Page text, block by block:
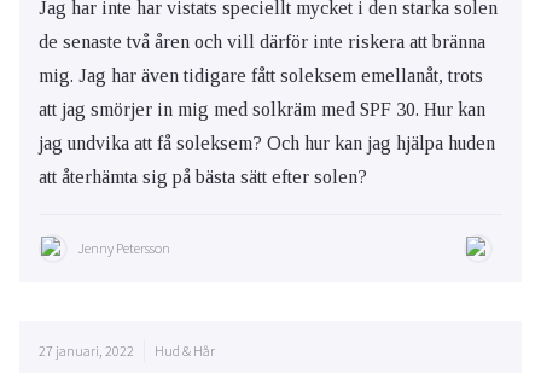
Jag har inte har vistats speciellt mycket i den starka solen
de senaste två åren och vill därför inte riskera att bränna
mig. Jag har även tidigare fått soleksem emellanåt, trots
att jag smörjer in mig med solkräm med SPF 30. Hur kan
jag undvika att få soleksem? Och hur kan jag hjälpa huden
att återhämta sig på bästa sätt efter solen?
Jenny Petersson
27 januari, 2022 Hud & Hår